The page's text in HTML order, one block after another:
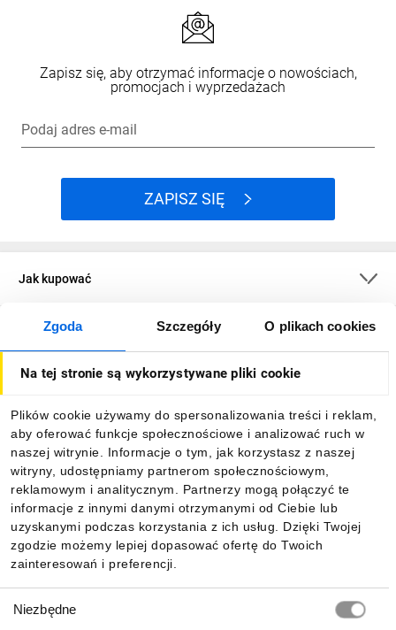
Zgoda Szczegóły O plikach cookies
Na tej stronie są wykorzystywane pliki cookie
Plików cookie używamy do spersonalizowania treści i reklam,
aby oferować funkcje społecznościowe i analizować ruch w
naszej witrynie. Informacje o tym, jak korzystasz z naszej
witryny, udostępniamy partnerom społecznościowym,
reklamowym i analitycznym. Partnerzy mogą połączyć te
informacje z innymi danymi otrzymanymi od Ciebie lub
uzyskanymi podczas korzystania z ich usług. Dzięki Twojej
zgodzie możemy lepiej dopasować ofertę do Twoich
zainteresowań i preferencji.
zgody
Niezbędne
Zapisz się, aby otrzymać informacje o nowościach,
promocjach i wyprzedażach
Podaj adres e-mail
ZAPISZ SIĘ
Jak kupować
O firmie
Informacje
Pobierz naszą aplikację mobilną: